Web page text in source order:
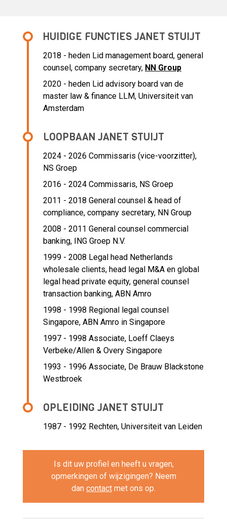
HUIDIGE FUNCTIES JANET STUIJT
2018 - heden Lid management board, general
counsel, company secretary, NN Group
2020 - heden Lid advisory board van de
master law & finance LLM, Universiteit van
Amsterdam
LOOPBAAN JANET STUIJT
2024 - 2026 Commissaris (vice-voorzitter),
NS Groep
2016 - 2024 Commissaris, NS Groep
2011 - 2018 General counsel & head of
compliance, company secretary, NN Group
2008 - 2011 General counsel commercial
banking,
ING Groep N.V.
1999 - 2008 Legal head Netherlands
wholesale clients, head legal M&A en global
legal head private equity, general counsel
transaction banking, ABN Amro
1998 - 1998 Regional legal counsel
Singapore, ABN Amro in Singapore
1997 - 1998 Associate, Loeff Claeys
Verbeke/Allen & Overy Singapore
1993 - 1996 Associate, De Brauw Blackstone
Westbroek
OPLEIDING JANET STUIJT
1987 - 1992 Rechten, Universiteit van Leiden
Is dit uw profiel en heeft u vragen,
opmerkingen of wijzigingen? Neem
dan contact met ons op.